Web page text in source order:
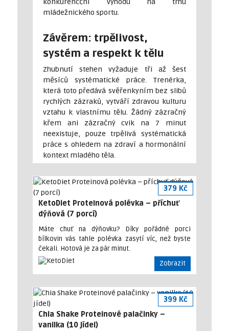
konkurencční výhodu na trhu
mládežnického sportu.
Závěrem: trpělivost,
systém a respekt k tělu
Zhubnutí stehen vyžaduje tři až šest
měsíců systématické práce. Trenérka,
která toto předává svěřenkyním bez slibů
rychlých zázraků, vytváří zdravou kulturu
vztahu k vlastnímu tělu. Žádný zázračný
křem ani zázračný cvik na 7 minut
neexistuje, pouze trpělivá systématická
práce s ohledem na zdraví a hormonální
kontext mladého těla.
379 Kč
KetoDiet Proteinová polévka – příchuť
dýňová (7 porcí)
Máte chuť na dýňovku? Díky pořádné porci
bílkovin vás tahle polévka zasytí víc, než byste
čekali. Hotová je za pár minut.
Zobrazit
399 Kč
Chia Shake Proteinové palačinky –
vanilka (10 jídel)